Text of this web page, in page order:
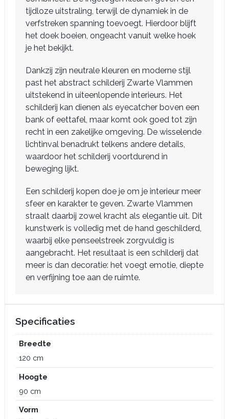
tijdloze uitstraling, terwijl de dynamiek in de
verfstreken spanning toevoegt. Hierdoor blijft
het doek boeien, ongeacht vanuit welke hoek
je het bekijkt.
Dankzij zijn neutrale kleuren en moderne stijl
past het abstract schilderij Zwarte Vlammen
uitstekend in uiteenlopende interieurs. Het
schilderij kan dienen als eyecatcher boven een
bank of eettafel, maar komt ook goed tot zijn
recht in een zakelijke omgeving. De wisselende
lichtinval benadrukt telkens andere details,
waardoor het schilderij voortdurend in
beweging lijkt.
Een schilderij kopen doe je om je interieur meer
sfeer en karakter te geven. Zwarte Vlammen
straalt daarbij zowel kracht als elegantie uit. Dit
kunstwerk is volledig met de hand geschilderd,
waarbij elke penseelstreek zorgvuldig is
aangebracht. Het resultaat is een schilderij dat
meer is dan decoratie: het voegt emotie, diepte
en verfijning toe aan de ruimte.
Specificaties
Breedte
120 cm
Hoogte
90 cm
Vorm